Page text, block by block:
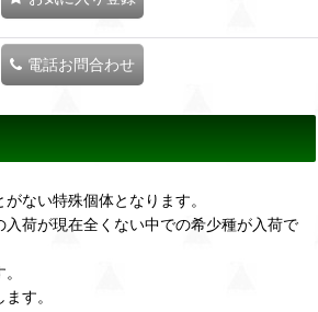
電話お問合わせ
ない特殊個体となります。
荷が現在全くない中での希少種が入荷で
す。